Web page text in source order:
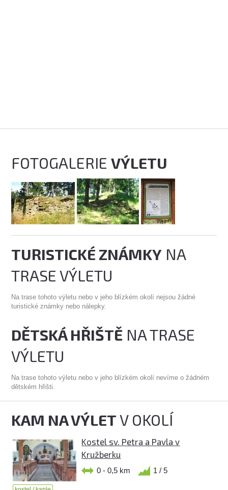
FOTOGALERIEVÝLETU
TURISTICKÉ ZNÁMKY NA
TRASE VÝLETU
Na trase tohoto výletu nebo v jeho blízkém okolí nejsou žádné
turistické známky nebo nálepky.
DĚTSKÁ HŘIŠTĚ NA TRASE
VÝLETU
Na trase tohoto výletu nebo v jeho blízkém okolí nevíme o žádném
dětském hřišti.
KAM NA VÝLETV OKOLÍ
Kostel sv. Petra a Pavla v
Kružberku
0 - 0,5 km 1 / 5